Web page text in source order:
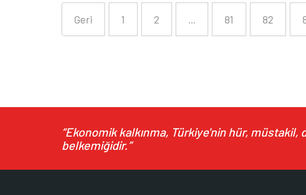
Geri 1 2 81 82
“Ekonomik kalkınma, Türkiye'nin hür,
belkemiğidir.”